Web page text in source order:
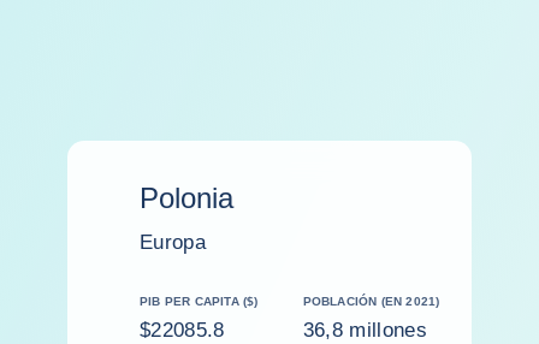
Polonia
Europa
PIB PER CAPITA ($)
$22085.8
POBLACIÓN (EN 2021)
36,8 millones